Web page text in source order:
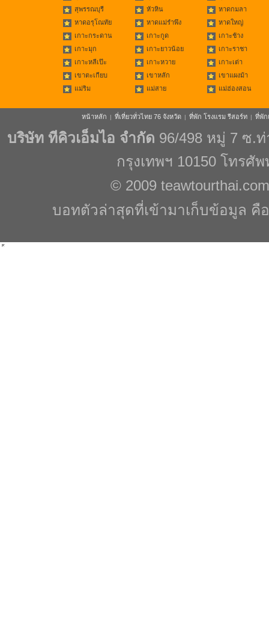
สุพรรณบุรี
หัวหิน
หาดกมลา
หาดอรุโณทัย
หาดแม่รำพึง
หาดใหญ่
เกาะกระดาน
เกาะกูด
เกาะช้าง
เกาะมุก
เกาะยาวน้อย
เกาะราชา
เกาะหลีเป๊ะ
เกาะหวาย
เกาะเต่า
เขาตะเกียบ
เขาหลัก
เขาแผงม้า
แม่ริม
แม่สาย แม่ฮ่องสอน
หน้าหลัก | ที่เที่ยวทั่วไทย 76 จังหวัด | ที่พัก โรงแรม รีสอร์ท | ที่พัก
บริษัท ทีคิวเอ็มไอ จำกัด 96/498 หมู่ 7 ซ.
กรุงเทพฯ 10150 โทรศั
© 2009 teawtourthai.com
บอทตัวล่าสุดที่เข้ามาเก็บข้อมูล คือ